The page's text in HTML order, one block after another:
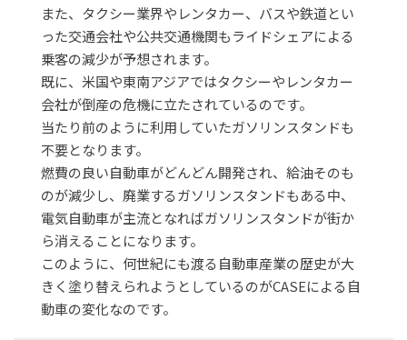
また、タクシー業界やレンタカー、バスや鉄道とい
った交通会社や公共交通機関もライドシェアによる
乗客の減少が予想されます。
既に、米国や東南アジアではタクシーやレンタカー
会社が倒産の危機に立たされているのです。
当たり前のように利用していたガソリンスタンドも
不要となります。
燃費の良い自動車がどんどん開発され、給油そのも
のが減少し、廃業するガソリンスタンドもある中、
電気自動車が主流となればガソリンスタンドが街か
ら消えることになります。
このように、何世紀にも渡る自動車産業の歴史が大
きく塗り替えられようとしているのがCASEによる自
動車の変化なのです。